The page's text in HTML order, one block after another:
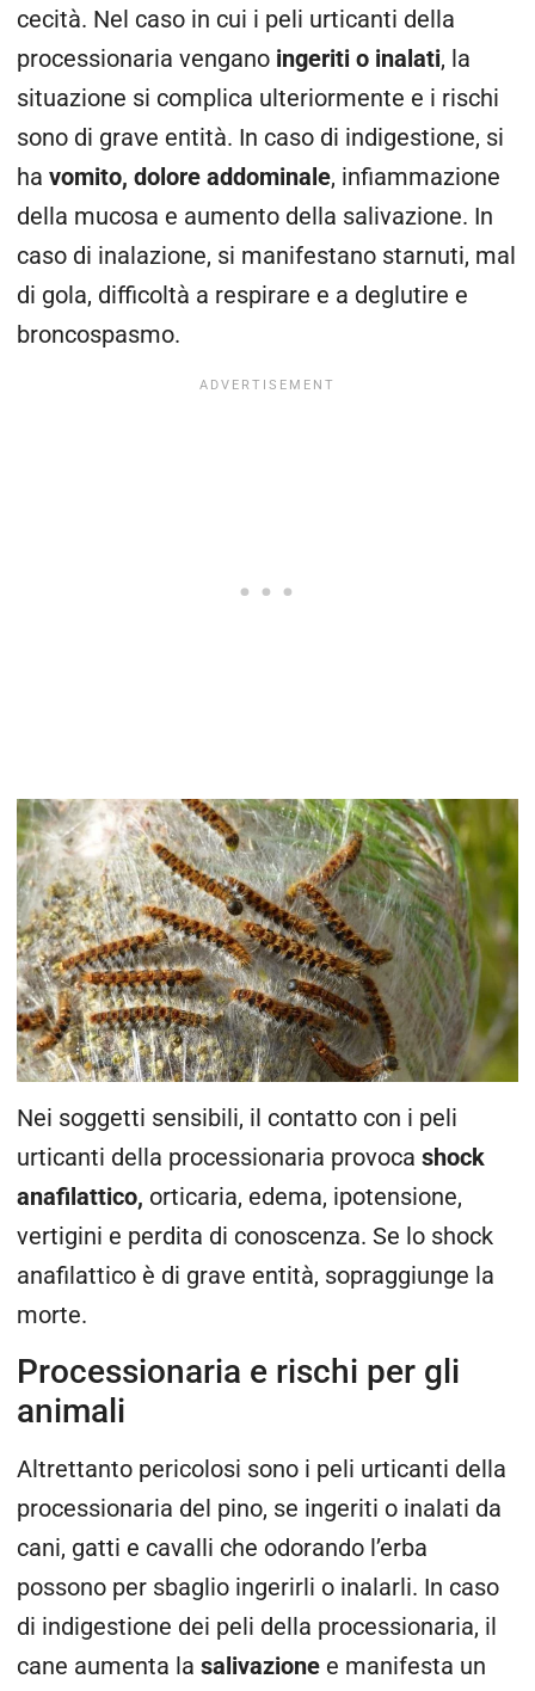
cecità. Nel caso in cui i peli urticanti della
processionaria vengano ingeriti o inalati, la
situazione si complica ulteriormente e i rischi
sono di grave entità. In caso di indigestione, si
ha vomito, dolore addominale, infiammazione
della mucosa e aumento della salivazione. In
caso di inalazione, si manifestano starnuti, mal
di gola, difficoltà a respirare e a deglutire e
broncospasmo.
Nei soggetti sensibili, il contatto con i peli
urticanti della processionaria provoca shock
anafilattico, orticaria, edema, ipotensione,
vertigini e perdita di conoscenza. Se lo shock
anafilattico è di grave entità, sopraggiunge la
morte.
Processionaria e rischi per gli
animali
Altrettanto pericolosi sono i peli urticanti della
processionaria del pino, se ingeriti o inalati da
cani, gatti e cavalli che odorando l’erba
possono per sbaglio ingerirli o inalarli. In caso
di indigestione dei peli della processionaria, il
cane aumenta la salivazione e manifesta un